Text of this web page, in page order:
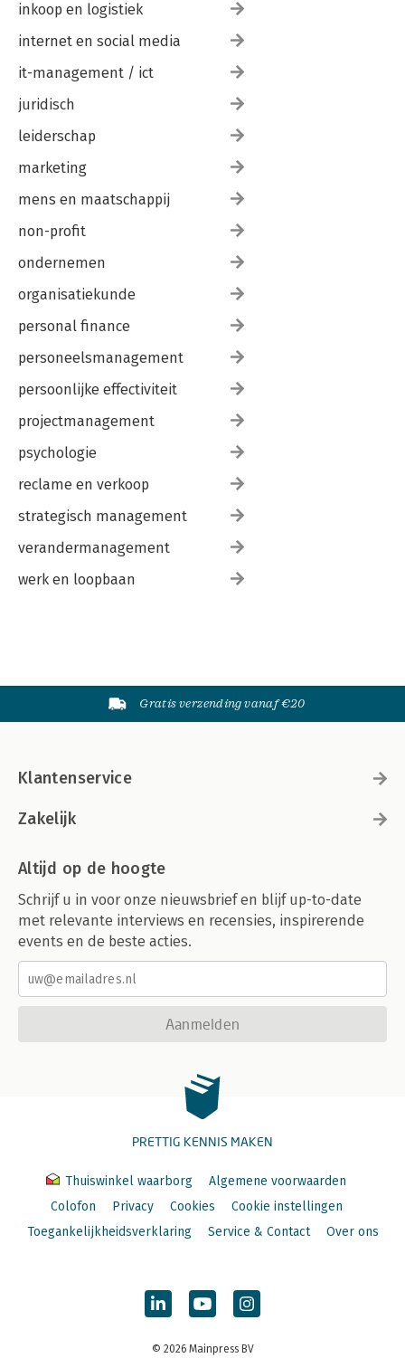
inkoop en logistiek
internet en social media
it-management / ict
juridisch
leiderschap
marketing
mens en maatschappij
non-profit
ondernemen
organisatiekunde
personal finance
personeelsmanagement
persoonlijke effectiviteit
projectmanagement
psychologie
reclame en verkoop
strategisch management
verandermanagement
werk en loopbaan
Gratis verzending vanaf €20
Klantenservice
Zakelijk
Altijd op de hoogte
Schrijf u in voor onze nieuwsbrief en blijf up-to-date
met relevante interviews en recensies, inspirerende
events en de beste acties.
Aanmelden
PRETTIG KENNIS MAKEN
Thuiswinkel waarborg
Algemene voorwaarden
Colofon
Privacy Cookies
Cookie instellingen
Toegankelijkheidsverklaring
Service & Contact Over ons
© 2026 Mainpress BV